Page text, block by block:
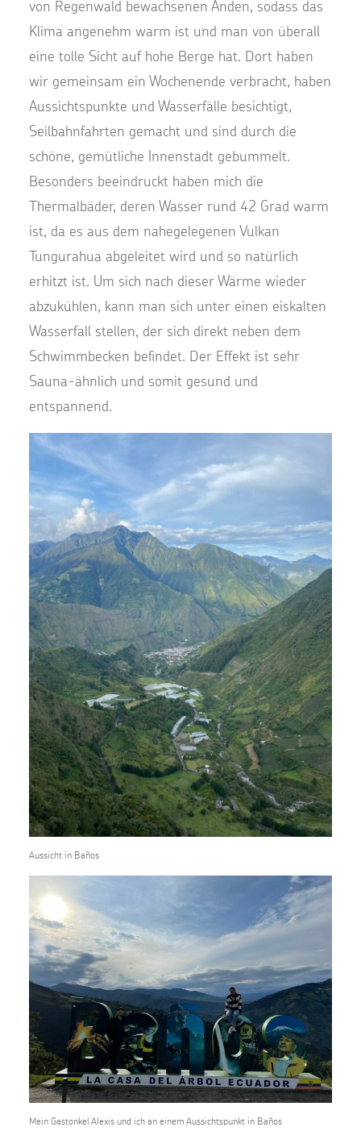
von Regenwald bewachsenen Anden, sodass das
Klima angenehm warm ist und man von überall
eine tolle Sicht auf hohe Berge hat. Dort haben
wir gemeinsam ein Wochenende verbracht, haben
Aussichtspunkte und Wasserfälle besichtigt,
Seilbahnfahrten gemacht und sind durch die
schöne, gemütliche Innenstadt gebummelt.
Besonders beeindruckt haben mich die
Thermalbäder, deren Wasser rund 42 Grad warm
ist, da es aus dem nahegelegenen Vulkan
Tungurahua abgeleitet wird und so natürlich
erhitzt ist. Um sich nach dieser Wärme wieder
abzukühlen, kann man sich unter einen eiskalten
Wasserfall stellen, der sich direkt neben dem
Schwimmbecken befindet. Der Effekt ist sehr
Sauna-ähnlich und somit gesund und
entspannend.
Aussicht in Baños
Mein Gastonkel Alexis und ich an einem Aussichtspunkt in Baños